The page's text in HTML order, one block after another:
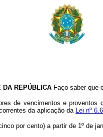
DA REPÚBLICA Faço saber que
de vencimentos e proventos
da aplicação da Lei nº
por cento) a partir de 1º de